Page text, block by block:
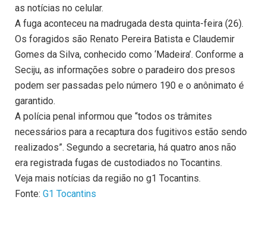
as notícias no celular.
A fuga aconteceu na madrugada desta quinta-feira (26).
Os foragidos são Renato Pereira Batista e Claudemir
Gomes da Silva, conhecido como ‘Madeira’. Conforme a
Seciju, as informações sobre o paradeiro dos presos
podem ser passadas pelo número 190 e o anônimato é
garantido.
A polícia penal informou que “todos os trâmites
necessários para a recaptura dos fugitivos estão sendo
realizados”. Segundo a secretaria, há quatro anos não
era registrada fugas de custodiados no Tocantins.
Veja mais notícias da região no g1 Tocantins.
Fonte: G1 Tocantins